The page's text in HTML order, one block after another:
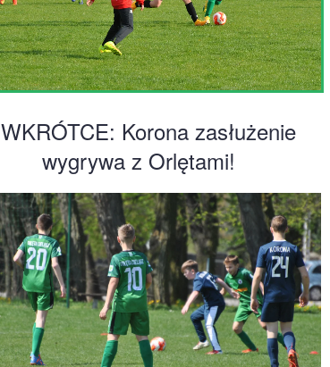
WKRÓTCE: Korona zasłużenie
wygrywa z Orlętami!